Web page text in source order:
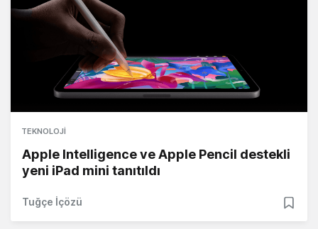
TEKNOLOJI
Apple Intelligence ve Apple Pencil destekli
yeni iPad mini tanıtıldı
Tuğçe İçözü